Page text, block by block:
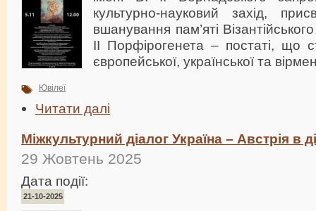
культурно-науковий захід,
вшанування пам’яті
ІІ Порфірогенета – постаті, що
європейської, української та
Ювілеї
Читати далі
Міжкультурний діалог Україна – Австрія в
29 Жовтень 2025
Дата події:
21-10-2025